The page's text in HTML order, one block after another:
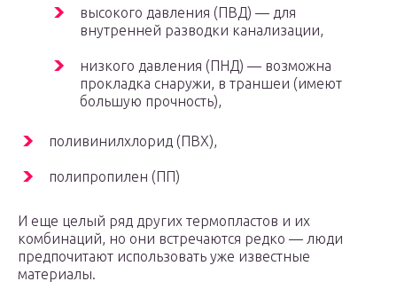
высокого давления (ПВД) — для
внутренней разводки канализации,
низкого давления (ПНД) — возможна
прокладка снаружи, в траншеи (имеют
большую прочность),
поливинилхлорид (ПВХ),
полипропилен (ПП)
И еще целый ряд других термопластов и их
комбинаций, но они встречаются редко — люди
предпочитают использовать уже известные
материалы.